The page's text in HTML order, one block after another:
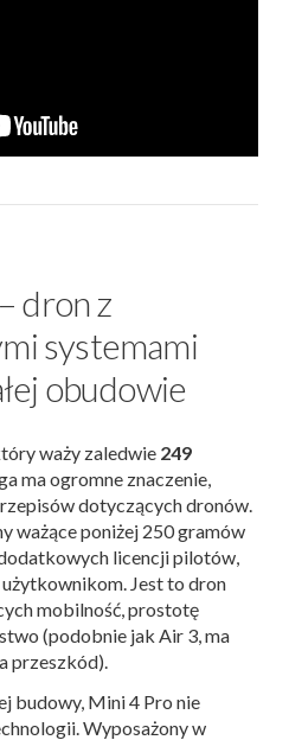
dron z
systemami
obudowie
waży zaledwie 249
ma ogromne znaczenie,
dotyczących dronów.
ważące poniżej 250 gramów
licencji pilotów,
Jest to dron
mobilność, prostotę
(podobnie jak Air 3, ma
przeszkód).
budowy, Mini 4 Pro nie
Wyposażony w